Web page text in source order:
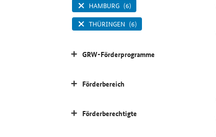
HAMBURG (6)
THÜRINGEN (6)
GRW-Förderprogramme
Förderbereich
Förderberechtigte